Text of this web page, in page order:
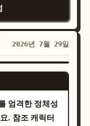
미엄 디지털 일
볼륨감 있는 글
, 초현실적인
, 생동감 넘치
디자인, 완벽한
학, 소셜 미디
는 예술 작품,
변에 동일 인
여러 명 배치하
즐기기, 책 읽기,
각기 다른 활기찬
타원형 코, 작
세 개씩 있는
눈을 그려주
이 들어간 분홍
. 굵고 매끄러
이는 둥글고
스티커 다이
리 바깥쪽으
2026년 7월 29일
GPT IMAGE 2
엄격한 정체성
터